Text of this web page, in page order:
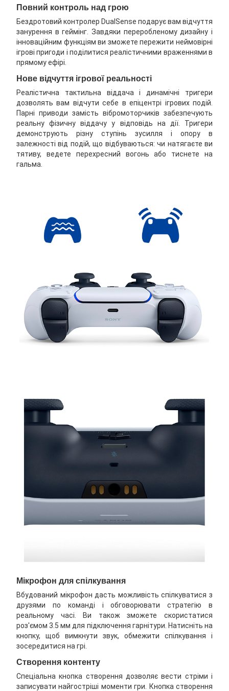
Повний контроль над грою
Бездротовий контролер DualSense подарує вам відчуття
занурення в геймінг. Завдяки переробленому дизайну і
інноваційним функціям ви зможете пережити неймовірні
ігрові пригоди і поділитися реалістичними враженнями в
прямому ефірі.
Нове відчуття ігрової реальності
Реалістична тактильна віддача і динамічні тригери
дозволять вам відчути себе в епіцентрі ігрових подій.
Парні приводи замість вібромоторчиків забезпечують
реальну фізичну віддачу у відповідь на дії. Тригери
демонструють різну ступінь зусилля і опору в
залежності від подій, що відбуваються: чи натягаєте ви
тятиву, ведете перехресний вогонь або тиснете на
гальма.
Мікрофон для спілкування
Вбудований мікрофон дасть можливість спілкуватися з
друзями по команді і обговорювати стратегію в
реальному часі. Ви також зможете скористатися
роз'ємом 3.5 мм для підключення гарнітури. Натисніть на
кнопку, щоб вимкнути звук, обмежити спілкування і
зосередитися на грі.
Створення контенту
Спеціальна кнопка створення дозволяє вести стріми і
записувати найгостріші моменти гри. Кнопка створення